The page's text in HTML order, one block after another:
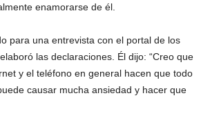
enamorarse de él.
para una entrevista con el portal de los
​​las declaraciones. Él dijo: “Creo que
y el teléfono en general hacen que todo
causar mucha ansiedad y hacer que